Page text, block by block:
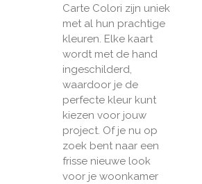
Carte Colori zijn uniek
met al hun prachtige
kleuren. Elke kaart
wordt met de hand
ingeschilderd,
waardoor je de
perfecte kleur kunt
kiezen voor jouw
project. Of je nu op
zoek bent naar een
frisse nieuwe look
voor je woonkamer